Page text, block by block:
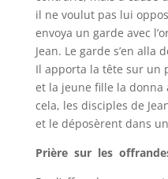
il ne voulut pas lui
envoya un garde avec
Jean. Le garde s’en alla
Il apporta la tête sur un
et la jeune fille la donna
cela, les disciples de
et le déposèrent dans
Prière sur les